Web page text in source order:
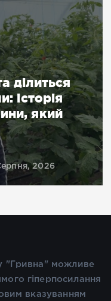
ділиться
історія
який
2026
"Гривна" можливе
гіперпосилання
вказуванням